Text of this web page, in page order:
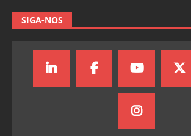
SIGA-NOS